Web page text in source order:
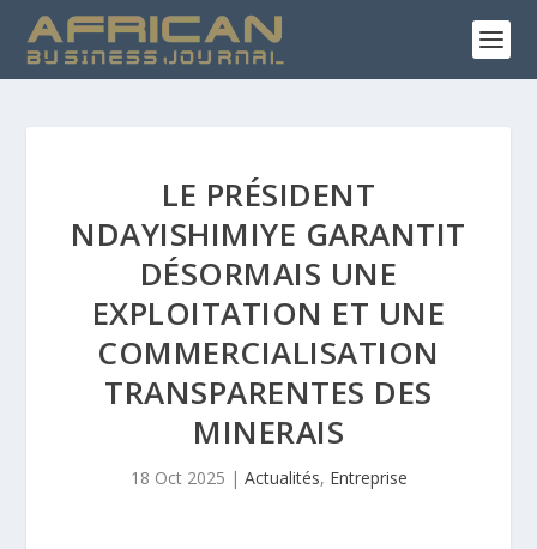
LE PRÉSIDENT
NDAYISHIMIYE GARANTIT
DÉSORMAIS UNE
EXPLOITATION ET UNE
COMMERCIALISATION
TRANSPARENTES DES
MINERAIS
18 Oct 2025 | Actualités, Entreprise